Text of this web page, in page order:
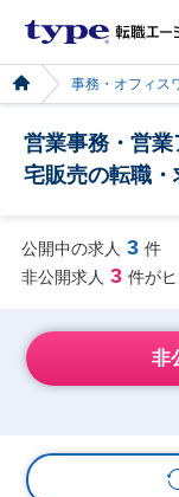
事務・オフィス
営業事務・営
宅販売の転職
公開中の求人 3 件
非公開求人 3 件が
非